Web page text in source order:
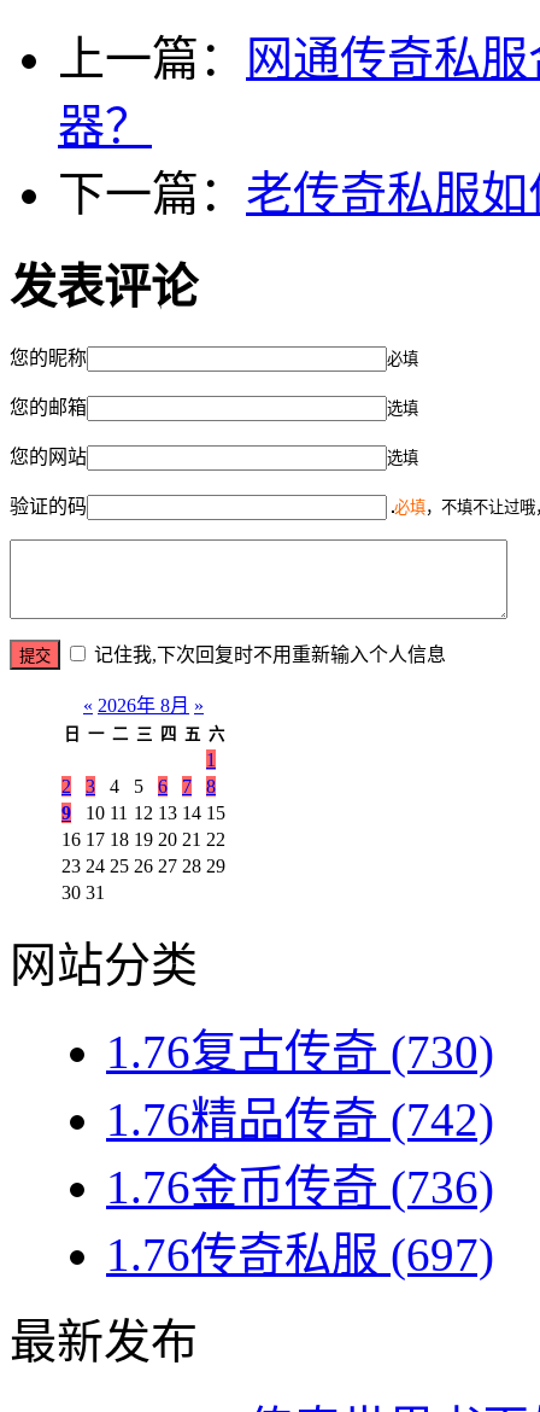
上一篇：
网通传奇私
器？
下一篇： 老传奇私服
发表评论
您的昵称 必填
您的邮箱 选填
您的网站 选填
验证的码 必填，不填不让过
记住我,下次回复时不用重新输入个人信息
« 2026年 8月 »
日 一 二 三 四 五 六
1
2
3 4 5 6 7
8
9
10 11 12 13 14 15
16 17 18 19 20 21 22
23 24 25 26 27 28 29
30 31
网站分类
1.76复古传奇 (730)
1.76精品传奇 (742)
1.76金币传奇 (736)
1.76传奇私服 (697)
最新发布